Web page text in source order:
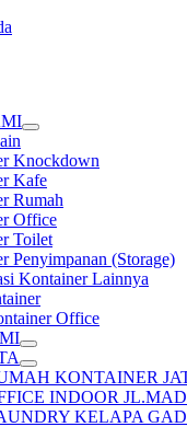
Knockdown
Kafe
Rumah
Office
Toilet
Penyimpanan (Storage)
Kontainer Lainnya
Office
KONTAINER
INDOOR
KELAPA